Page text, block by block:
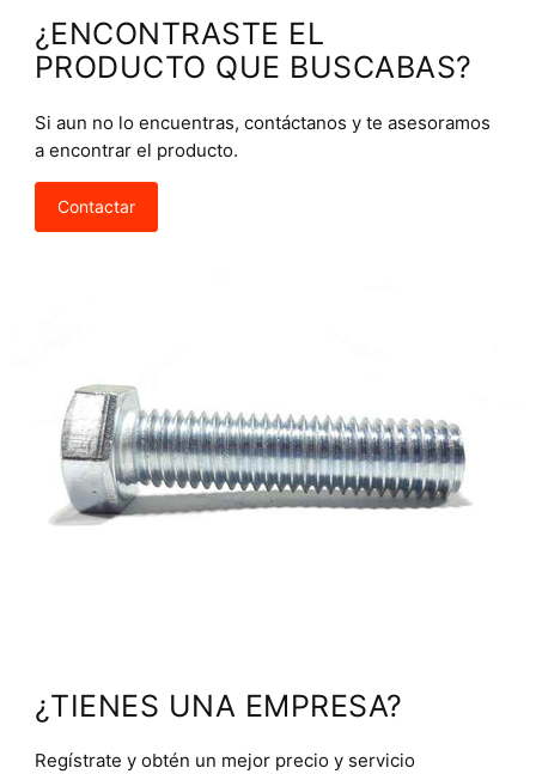
¿ENCONTRASTE EL
PRODUCTO QUE BUSCABAS?
Si aun no lo encuentras, contáctanos y te asesoramos
a encontrar el producto.
Contactar
¿TIENES UNA EMPRESA?
Regístrate y obtén un mejor precio y servicio